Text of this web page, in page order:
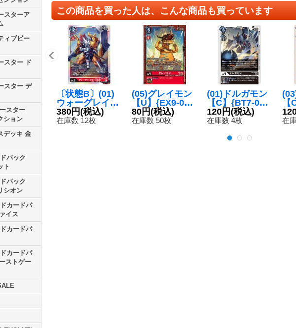
スターア
ィブビー
スター ド
スター デ
スター
ション
デッキ 金
ドパック
ト
ドパック
シオン
カードパ
イス
カードパ
カードパ
ストゲー
この商品を買った人は、こんな商品も買っています
〔状態B〕(01)
ウォーグレイモ
ンX抗体【SR】
{BT9-016}
380円(税込)
在庫数 12枚
(05)グレイモン
【U】{EX9-00
9}《赤》
80円(税込)
在庫数 50枚
(01)ドルガモン
【C】{BT7-06
2}《黒》
120円(税込)
在庫数 4枚
2}
在